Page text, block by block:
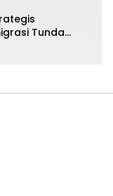
Tunda